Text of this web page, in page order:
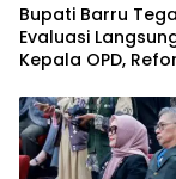
Bupati Barru
Evaluasi
Kepala OPD,